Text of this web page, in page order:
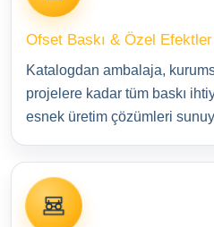
Ofset Baskı & Özel Efektler
Katalogdan ambalaja,
projelere kadar tüm baskı
esnek üretim çözümleri